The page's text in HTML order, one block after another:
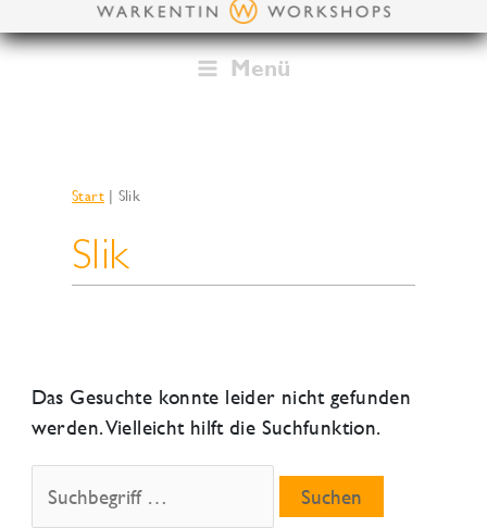
Inhalt
Menü
Start Slik
Slik
Das Gesuchte konnte leider nicht gefunden
werden. Vielleicht hilft die Suchfunktion.
nach: